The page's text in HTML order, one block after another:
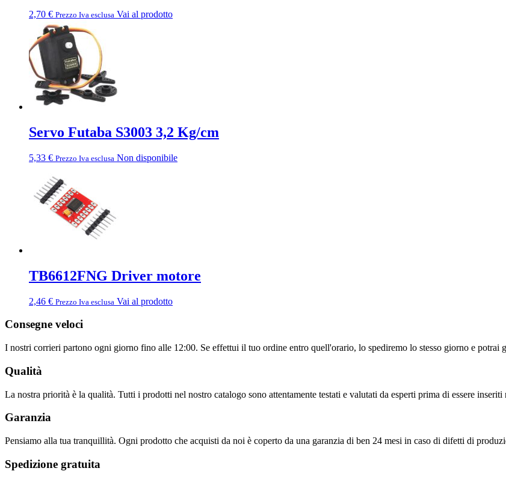
2,70 € Prezzo Iva esclusa Vai al prodotto
Servo Futaba S3003 3,2 Kg/cm
5,33 € Prezzo Iva esclusa Non disponibile
TB6612FNG Driver motore
2,46 € Prezzo Iva esclusa Vai al prodotto
Consegne veloci
I nostri corrieri partono ogni giorno fino alle 12:00. Se effettui il tuo ordine entro quell'orario, lo spediremo lo stesso giorno e potrai
Qualità
La nostra priorità è la qualità. Tutti i prodotti nel nostro catalogo sono attentamente testati e valutati da esperti prima di essere inseriti
Garanzia
Pensiamo alla tua tranquillità. Ogni prodotto che acquisti da noi è coperto da una garanzia di ben 24 mesi in caso di difetti di
Spedizione gratuita